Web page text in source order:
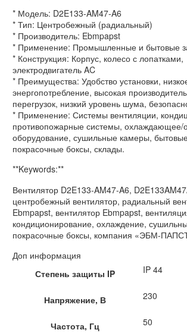
* Модель: D2E133-AM47-A6
* Тип: Центробежный (радиальный)
* Производитель: Ebmpapst
* Применение: Промышленные и бытовые
* Конструкция: Корпус, колесо с лопатками,
электродвигатель AC
* Преимущества: Удобство установки,
энергопотребление, высокая
перегрузок, низкий уровень шума,
* Применение: Системы вентиляции,
противопожарные системы, охлаждающее/
оборудование, сушильные камеры,
покрасочные боксы, склады.
**Keywords:**
Вентилятор D2E133-AM47-A6,
центробежный вентилятор, радиальный
Ebmpapst, вентилятор Ebmpapst,
кондиционирование, охлаждение,
покрасочные боксы, компания «ЭБМ-
Доп информация
Степень защиты IP
IP 44
Напряжение, В 230
Частота, Гц 50